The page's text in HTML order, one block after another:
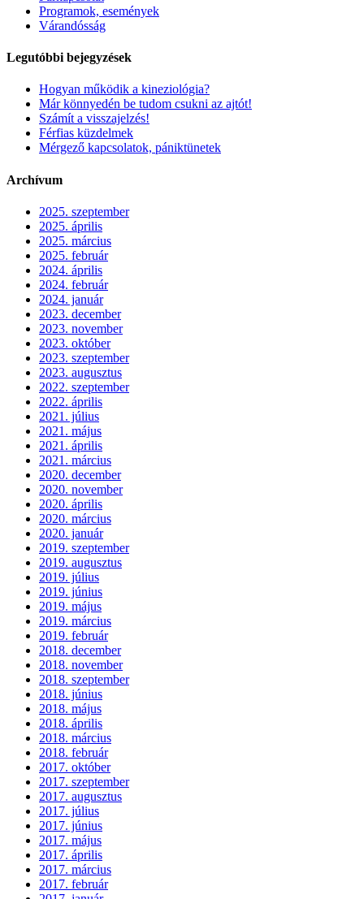
Programok, események
Várandósság
Legutóbbi bejegyzések
Hogyan működik a kineziológia?
Már könnyedén be tudom csukni az ajtót!
Számít a visszajelzés!
Férfias küzdelmek
Mérgező kapcsolatok, pániktünetek
Archívum
2025. szeptember
2025. április
2025. március
2025. február
2024. április
2024. február
2024. január
2023. december
2023. november
2023. október
2023. szeptember
2023. augusztus
2022. szeptember
2022. április
2021. július
2021. május
2021. április
2021. március
2020. december
2020. november
2020. április
2020. március
2020. január
2019. szeptember
2019. augusztus
2019. július
2019. június
2019. május
2019. március
2019. február
2018. december
2018. november
2018. szeptember
2018. június
2018. május
2018. április
2018. március
2018. február
2017. október
2017. szeptember
2017. augusztus
2017. július
2017. június
2017. május
2017. április
2017. március
2017. február